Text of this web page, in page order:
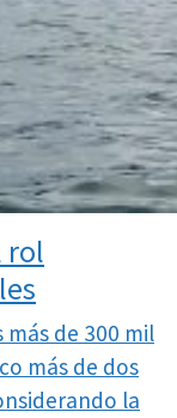
rol
de 300 mil
más de dos
la